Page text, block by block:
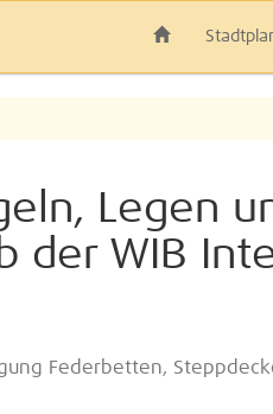
Legen
der WIB
Federbetten,